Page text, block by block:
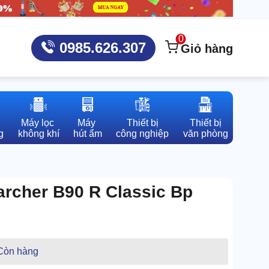
0985.626.307
0
Giỏ hàng
Máy lọc
không khí
Máy
hút ẩm
Thiết bị
công nghiệp
Thiết bị
văn phòng
B90 R Classic Bp
hàng